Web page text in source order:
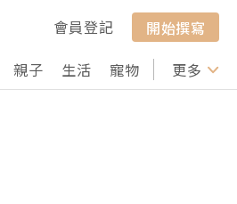
會員登記
開始撰寫
親子 生活 寵物 行山 打卡
更多